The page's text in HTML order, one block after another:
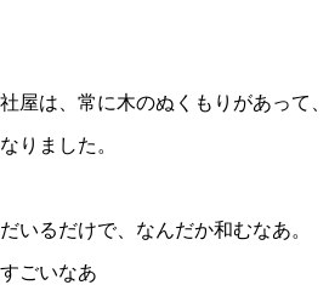
屋は、常に木のぬくもりがあって、
りました。
いるだけで、なんだか和むなあ。
ごいなあ